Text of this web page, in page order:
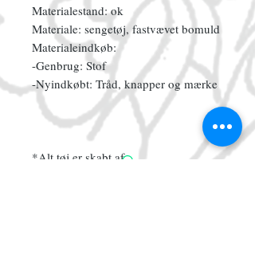
Materialestand: ok
Materiale: sengetøj, fastvævet bomuld
Materialeindkøb:
-Genbrug: Stof
-Nyindkøbt: Tråd, knapper og mærke
*Alt tøj er skabt af